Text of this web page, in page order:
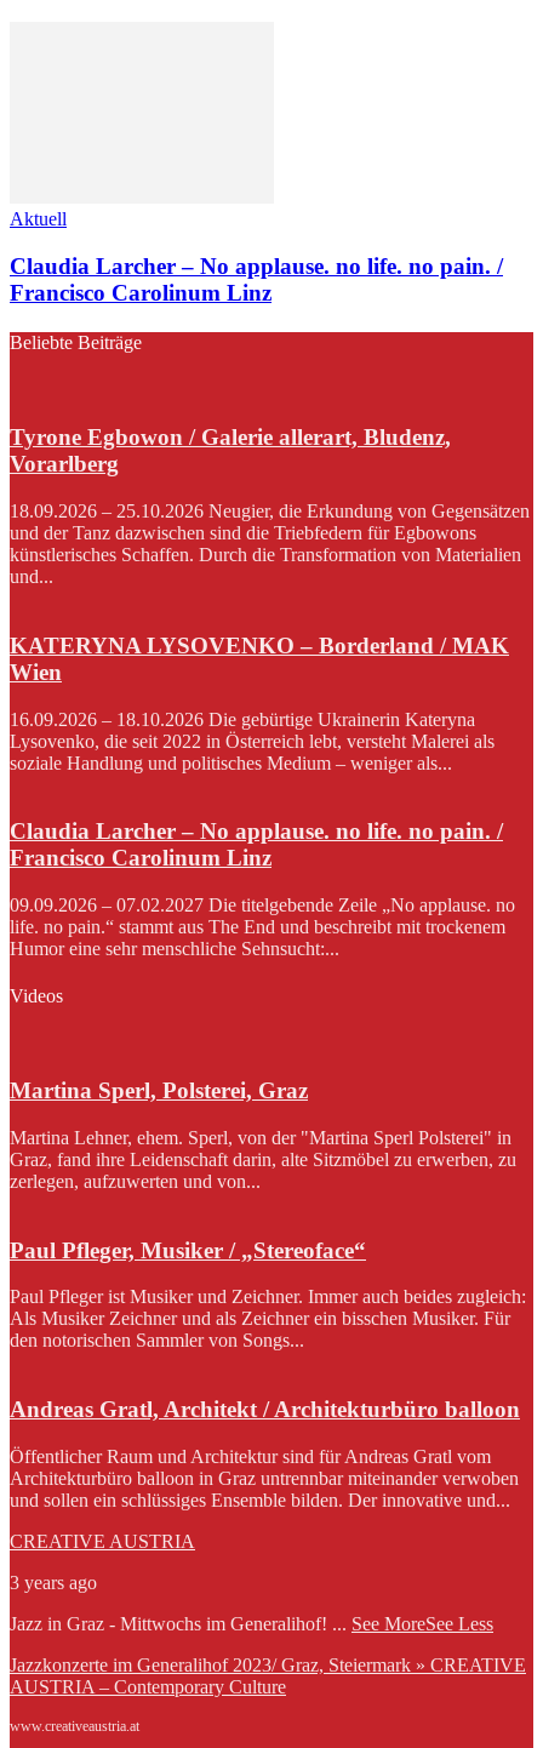
Aktuell
Claudia Larcher – No applause. no life. no pain. /
Francisco Carolinum Linz
Beliebte Beiträge
Tyrone Egbowon / Galerie allerart, Bludenz,
Vorarlberg
18.09.2026 – 25.10.2026 Neugier, die Erkundung von Gegensätzen
und der Tanz dazwischen sind die Triebfedern für Egbowons
künstlerisches Schaffen. Durch die Transformation von Materialien
und...
KATERYNA LYSOVENKO – Borderland / MAK
Wien
16.09.2026 – 18.10.2026 Die gebürtige Ukrainerin Kateryna
Lysovenko, die seit 2022 in Österreich lebt, versteht Malerei als
soziale Handlung und politisches Medium – weniger als...
Claudia Larcher – No applause. no life. no pain. /
Francisco Carolinum Linz
09.09.2026 – 07.02.2027 Die titelgebende Zeile „No applause. no
life. no pain.“ stammt aus The End und beschreibt mit trockenem
Humor eine sehr menschliche Sehnsucht:...
Videos
Martina Sperl, Polsterei, Graz
Martina Lehner, ehem. Sperl, von der "Martina Sperl Polsterei" in
Graz, fand ihre Leidenschaft darin, alte Sitzmöbel zu erwerben, zu
zerlegen, aufzuwerten und von...
Paul Pfleger, Musiker / „Stereoface“
Paul Pfleger ist Musiker und Zeichner. Immer auch beides zugleich:
Als Musiker Zeichner und als Zeichner ein bisschen Musiker. Für
den notorischen Sammler von Songs...
Andreas Gratl, Architekt / Architekturbüro balloon
Öffentlicher Raum und Architektur sind für Andreas Gratl vom
Architekturbüro balloon in Graz untrennbar miteinander verwoben
und sollen ein schlüssiges Ensemble bilden. Der innovative und...
CREATIVE AUSTRIA
3 years ago
Jazz in Graz - Mittwochs im Generalihof! ... See MoreSee Less
Jazzkonzerte im Generalihof 2023/ Graz, Steiermark » CREATIVE
AUSTRIA – Contemporary Culture
www.creativeaustria.at